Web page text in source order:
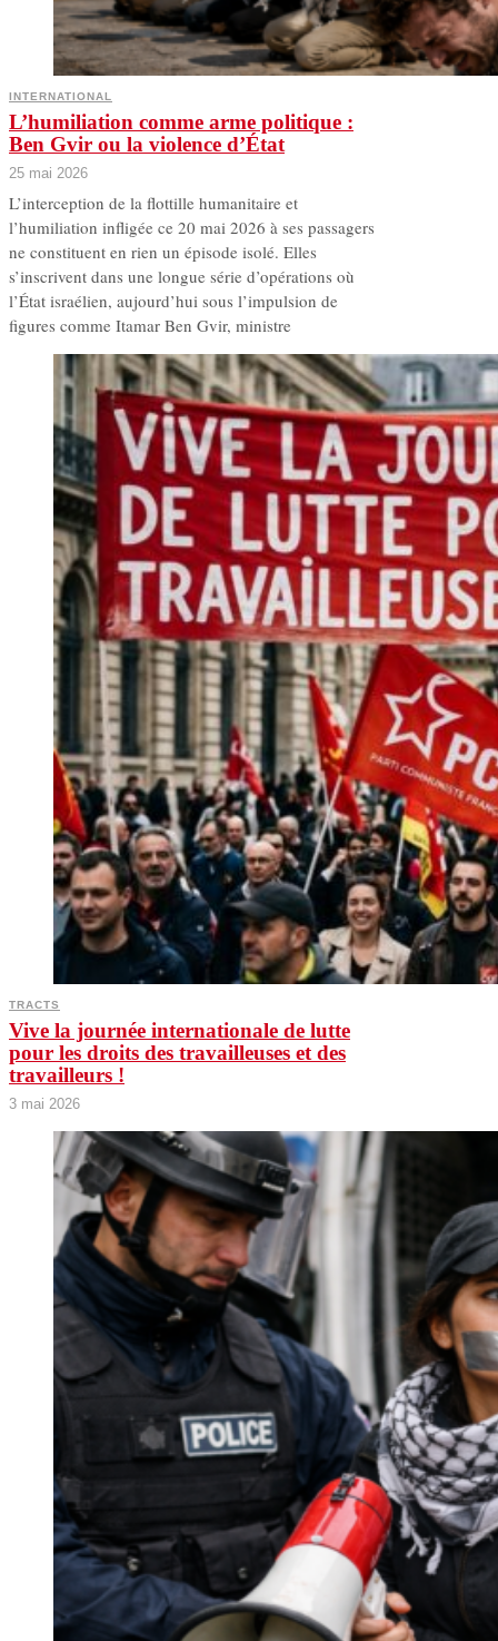
INTERNATIONAL
L’humiliation comme arme politique :
Ben Gvir ou la violence d’État
25 mai 2026
L’interception de la flottille humanitaire et
l’humiliation infligée ce 20 mai 2026 à ses passagers
ne constituent en rien un épisode isolé. Elles
s’inscrivent dans une longue série d’opérations où
l’État israélien, aujourd’hui sous l’impulsion de
figures comme Itamar Ben Gvir, ministre
TRACTS
Vive la journée internationale de lutte
pour les droits des travailleuses et des
travailleurs !
3 mai 2026